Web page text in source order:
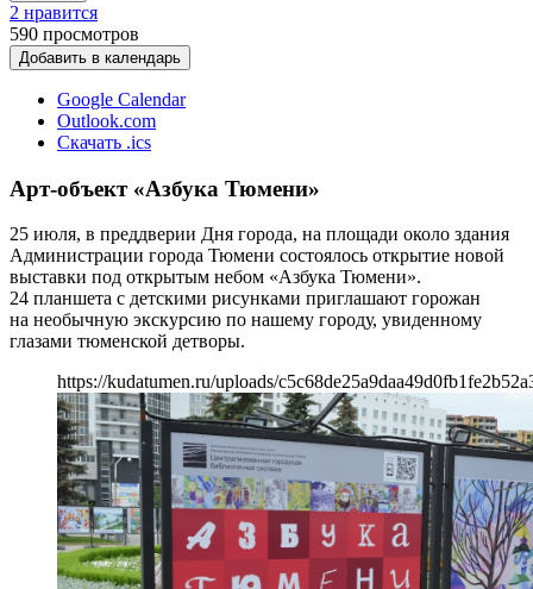
2 нравится
590 просмотров
Добавить в календарь
Google Calendar
Outlook.com
Скачать .ics
Арт-объект «Азбука Тюмени»
25 июля, в преддверии Дня города, на площади около здания
Администрации города Тюмени состоялось открытие новой
выставки под открытым небом «Азбука Тюмени».
24 планшета с детскими рисунками приглашают горожан
на необычную экскурсию по нашему городу, увиденному
глазами тюменской детворы.
https://kudatumen.ru/uploads/